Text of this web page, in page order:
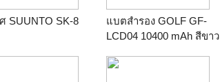
SUUNTO SK-8
แบตสำรอง GOLF GF-
LCD04 10400 mAh สีขาว